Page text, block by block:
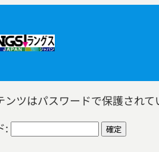
ンツはパスワードで保護され
: